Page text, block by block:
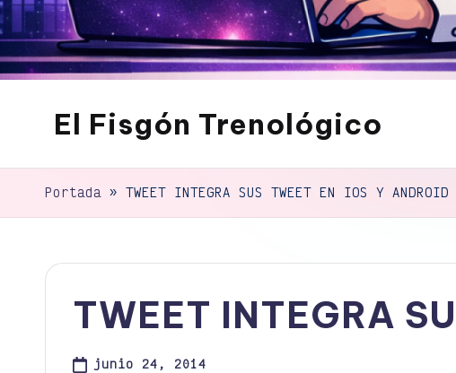
El Fisgón Trenológico
sitio
de
de
Portada » TWEET INTEGRA SUS TWEET EN IOS Y ANDROID
TWEET INTEGRA
junio 24, 2014